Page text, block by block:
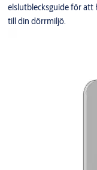
elslutblecksguide för
till din dörrmiljö.